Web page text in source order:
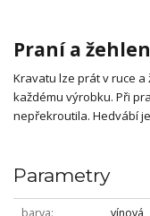
Praní a
Kravatu lze prát v ruce
každému výrobku. Při
nepřekroutila. Hedvábí
Parametry
barva
vínová